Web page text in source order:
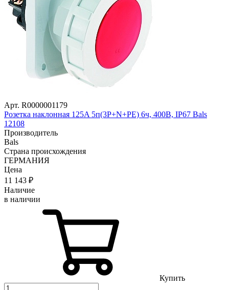
Арт. R0000001179
Розетка наклонная 125A 5п(3P+N+PE) 6ч, 400В, IP67 Bals
12108
Производитель
Bals
Страна происхождения
ГЕРМАНИЯ
Цена
11 143 ₽
Наличие
в наличии
Купить